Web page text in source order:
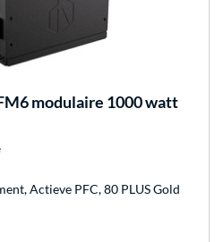
modulaire 1000 watt
Actieve PFC, 80 PLUS Gold